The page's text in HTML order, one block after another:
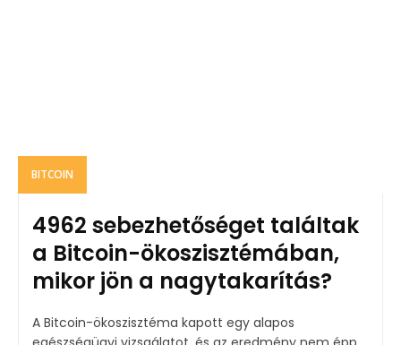
BITCOIN
4962 sebezhetőséget találtak
a Bitcoin-ökoszisztémában,
mikor jön a nagytakarítás?
A Bitcoin-ökoszisztéma kapott egy alapos